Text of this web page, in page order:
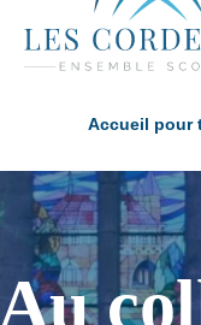
Accueil pour
Au